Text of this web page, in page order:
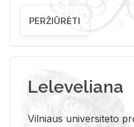
PERŽIŪRĖTI
Leleveliana
Vil­niaus uni­ver­si­te­to